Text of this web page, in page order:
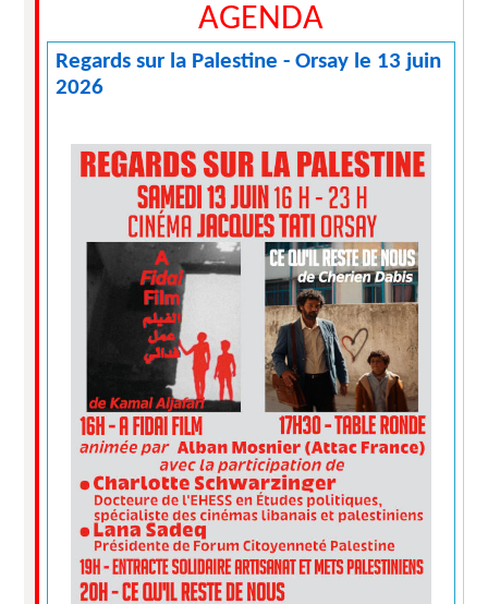
AGENDA
Regards sur la Palestine - Orsay le 13 juin
2026